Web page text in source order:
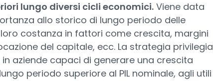
lungo diversi cicli economici.Viene data
allo storico di lungo periodo delle
costanza in fattori come crescita, margini
del capitale, ecc. La strategia privilegia
in aziende capaci di generare una crescita
periodo superiore al PIL nominale, agli utili